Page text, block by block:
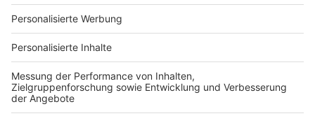
Für Unternehmen
Ihre Baufirma auf bauen.de
Kostenloses Infogespräch